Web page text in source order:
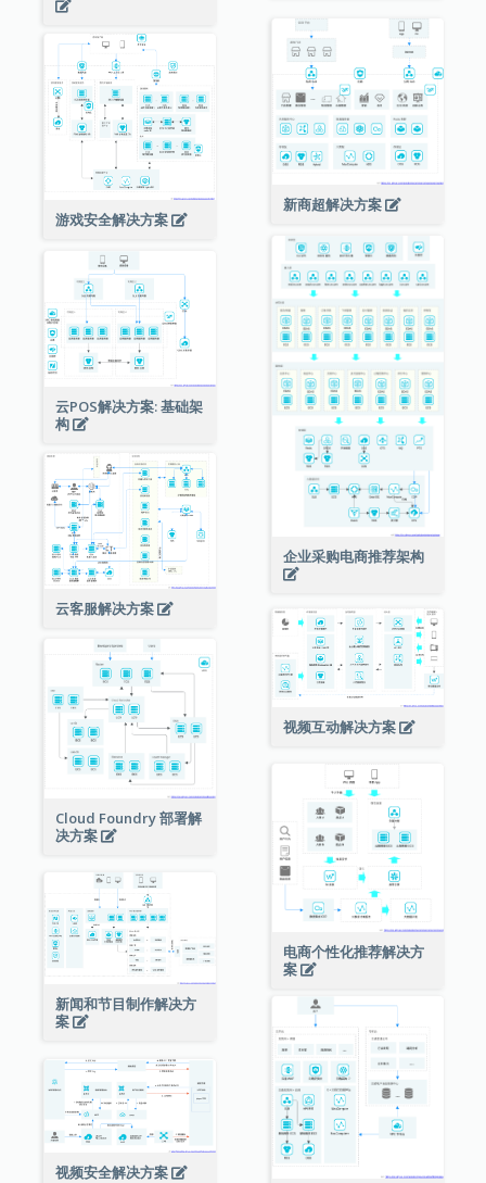
新商超解决方案
游戏安全解决方案
企业采购电商推荐架构
云POS解决方案: 基础架
构
云客服解决方案
视频互动解决方案
Cloud Foundry 部署解
决方案
电商个性化推荐解决方
案
新闻和节目制作解决方
案
视频安全解决方案